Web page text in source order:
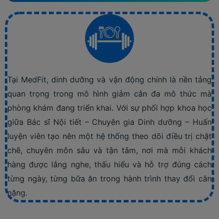
Tại MedFit, dinh dưỡng và vận động chính là nền tảng
quan trọng trong mô hình giảm cân đa mô thức mà
phòng khám đang triển khai. Với sự phối hợp khoa học
giữa Bác sĩ Nội tiết – Chuyên gia Dinh dưỡng – Huấn
luyện viên tạo nên một hệ thống theo dõi điều trị chặt
chẽ, chuyên môn sâu và tận tâm, nơi mà mỗi khách
hàng được lắng nghe, thấu hiểu và hỗ trợ đúng cách
từng ngày, từng bữa ăn trong hành trình thay đổi cân
nặng.